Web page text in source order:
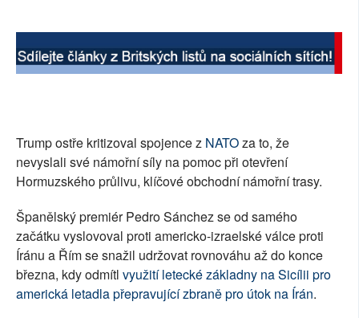
Trump ostře kritizoval spojence z NATOza to, že
nevyslali své námořní síly na pomoc při otevření
Hormuzského průlivu, klíčové obchodní námořní trasy.
Španělský premiér Pedro Sánchez se od samého
začátku vyslovoval proti americko-izraelské válce proti
Íránu a Řím se snažil udržovat rovnováhu až do konce
března, kdy odmítl využití letecké základny na Sicílii pro
americká letadla přepravující zbraně pro útok na Írán.